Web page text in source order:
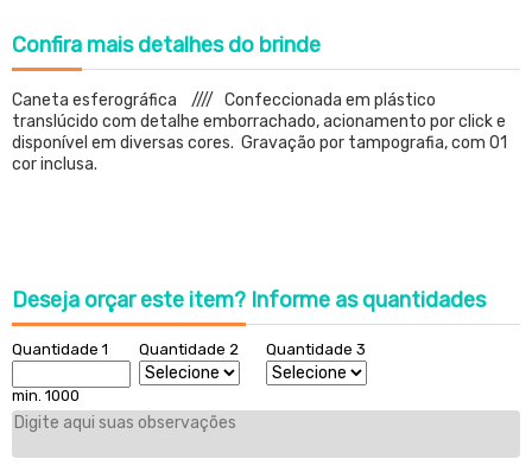
Confira mais detalhes do brinde
Caneta esferográfica //// Confeccionada em plástico
translúcido com detalhe emborrachado, acionamento por click e
disponível em diversas cores. Gravação por tampografia, com 01
cor inclusa.
Deseja orçar este item? Informe as quantidades
Quantidade 1
min. 1000
Quantidade 2 Quantidade 3